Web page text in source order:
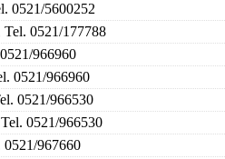
0521/5600252
0521/177788
966960
0521/966960
0521/966530
0521/966530
967660